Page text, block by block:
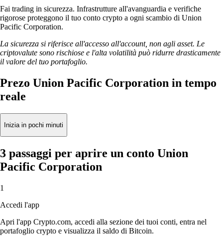
Fai trading in sicurezza. Infrastrutture all'avanguardia e verifiche
rigorose proteggono il tuo conto crypto a ogni scambio di Union
Pacific Corporation.
La sicurezza si riferisce all'accesso all'account, non agli asset. Le
criptovalute sono rischiose e l'alta volatilità può ridurre drasticamente
il valore del tuo portafoglio.
Prezo Union Pacific Corporation in tempo
reale
Inizia in pochi minuti
3 passaggi per aprire un conto Union
Pacific Corporation
1
Accedi l'app
Apri l'app Crypto.com, accedi alla sezione dei tuoi conti, entra nel
portafoglio crypto e visualizza il saldo di Bitcoin.